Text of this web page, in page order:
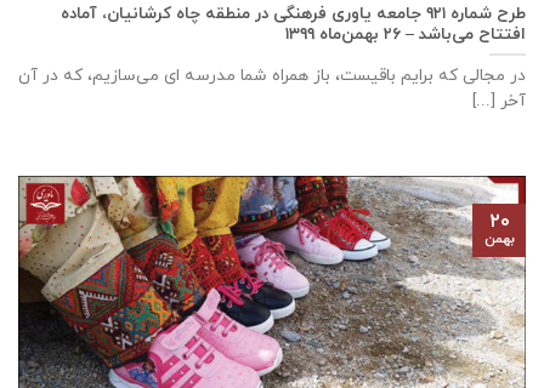
طرح شماره ۹۲۱ جامعه ياوری فرهنگی در منطقه چاه کرشانیان، آماده
افتتاح می‌باشد – ۲۶ بهمن‌ماه ۱۳۹۹
در مجالی که برایم باقیست، باز همراه شما مدرسه ای می‌سازیم، که در آن
آخر [...]
۲۰
بهمن